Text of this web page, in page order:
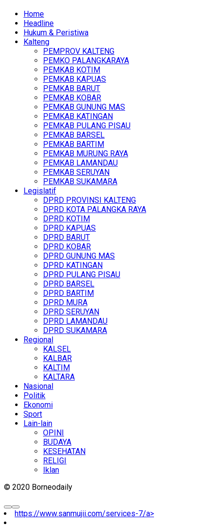
Home
Headline
Hukum & Peristiwa
Kalteng
PEMPROV KALTENG
PEMKO PALANGKARAYA
PEMKAB KOTIM
PEMKAB KAPUAS
PEMKAB BARUT
PEMKAB KOBAR
PEMKAB GUNUNG MAS
PEMKAB KATINGAN
PEMKAB PULANG PISAU
PEMKAB BARSEL
PEMKAB BARTIM
PEMKAB MURUNG RAYA
PEMKAB LAMANDAU
PEMKAB SERUYAN
PEMKAB SUKAMARA
Legislatif
DPRD PROVINSI KALTENG
DPRD KOTA PALANGKA RAYA
DPRD KOTIM
DPRD KAPUAS
DPRD BARUT
DPRD KOBAR
DPRD GUNUNG MAS
DPRD KATINGAN
DPRD PULANG PISAU
DPRD BARSEL
DPRD BARTIM
DPRD MURA
DPRD SERUYAN
DPRD LAMANDAU
DPRD SUKAMARA
Regional
KALSEL
KALBAR
KALTIM
KALTARA
Nasional
Politik
Ekonomi
Sport
Lain-lain
OPINI
BUDAYA
KESEHATAN
RELIGI
Iklan
© 2020 Borneodaily
https://www.sanmujii.com/services-7/a>